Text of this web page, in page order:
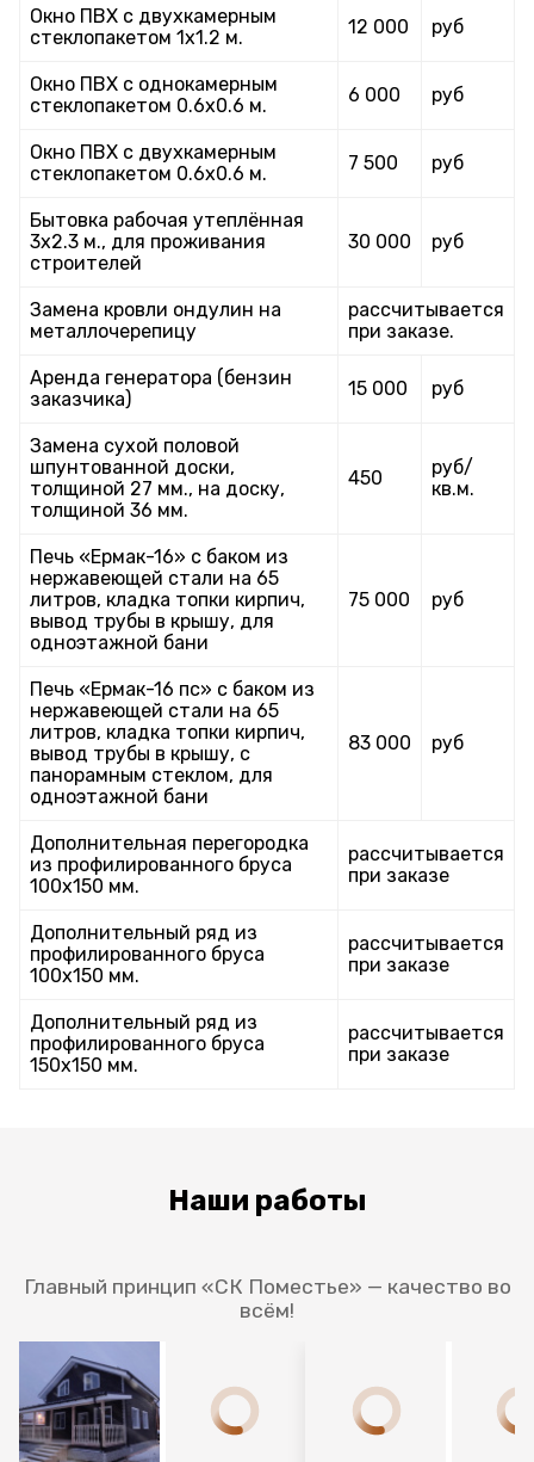
Окно ПВХ с двухкамерным
стеклопакетом 1х1.2 м.
12 000 руб
Окно ПВХ с однокамерным
стеклопакетом 0.6х0.6 м.
6 000 руб
Окно ПВХ с двухкамерным
стеклопакетом 0.6х0.6 м.
7 500 руб
Бытовка рабочая утеплённая
3х2.3 м., для проживания
строителей
30 000 руб
Замена кровли ондулин на
металлочерепицу
рассчитывается
при заказе.
Аренда генератора (бензин
заказчика)
15 000 руб
Замена сухой половой
шпунтованной доски,
толщиной 27 мм., на доску,
толщиной 36 мм.
450
руб/
кв.м.
Печь «Ермак-16» с баком из
нержавеющей стали на 65
литров, кладка топки кирпич,
вывод трубы в крышу, для
одноэтажной бани
75 000 руб
Печь «Ермак-16 пс» с баком из
нержавеющей стали на 65
литров, кладка топки кирпич,
вывод трубы в крышу, с
панорамным стеклом, для
одноэтажной бани
83 000 руб
Дополнительная перегородка
из профилированного бруса
100х150 мм.
рассчитывается
при заказе
Дополнительный ряд из
профилированного бруса
100х150 мм.
рассчитывается
при заказе
Дополнительный ряд из
профилированного бруса
150х150 мм.
рассчитывается
при заказе
Наши работы
Главный принцип «СК Поместье» — качество во
всём!